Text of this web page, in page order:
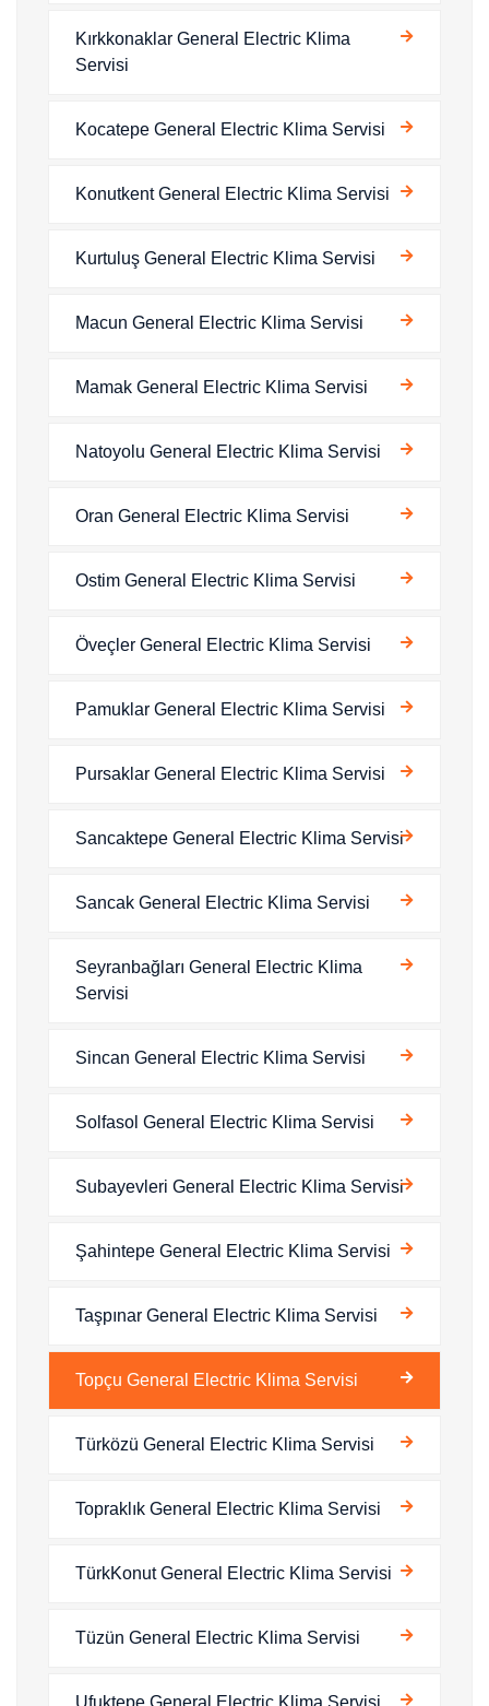
Kırkkonaklar General Electric Klima
Servisi
Kocatepe General Electric Klima Servisi
Konutkent General Electric Klima Servisi
Kurtuluş General Electric Klima Servisi
Macun General Electric Klima Servisi
Mamak General Electric Klima Servisi
Natoyolu General Electric Klima Servisi
Oran General Electric Klima Servisi
Ostim General Electric Klima Servisi
Öveçler General Electric Klima Servisi
Pamuklar General Electric Klima Servisi
Pursaklar General Electric Klima Servisi
Sancaktepe General Electric Klima Servisi
Sancak General Electric Klima Servisi
Seyranbağları General Electric Klima
Servisi
Sincan General Electric Klima Servisi
Solfasol General Electric Klima Servisi
Subayevleri General Electric Klima Servisi
Şahintepe General Electric Klima Servisi
Taşpınar General Electric Klima Servisi
Topçu General Electric Klima Servisi
Türközü General Electric Klima Servisi
Topraklık General Electric Klima Servisi
TürkKonut General Electric Klima Servisi
Tüzün General Electric Klima Servisi
Ufuktepe General Electric Klima Servisi